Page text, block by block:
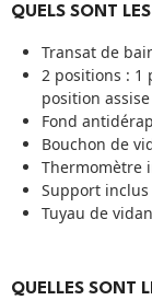
QUELS SONT
Transat de
2 positions : 1
position
Fond
Bouchon de
Thermomètre
Support inclus
Tuyau de
QUELLES SONT